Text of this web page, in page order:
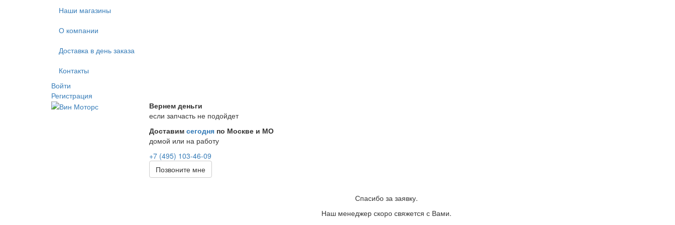
Наши магазины
О компании
Доставка в день заказа
Контакты
Войти
Регистрация
Вернем деньги
если запчасть не подойдет
Доставим сегодня по Москве и МО
домой или на работу
+7 (495) 103-46-09
Позвоните мне
Спасибо за заявку.
Наш менеджер скоро свяжется с Вами.